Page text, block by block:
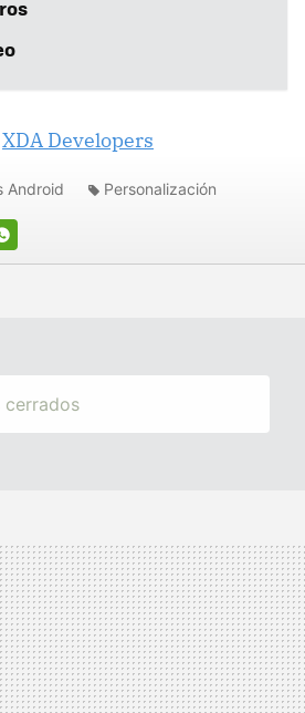
XDA Developers
Android Personalización
cerrados